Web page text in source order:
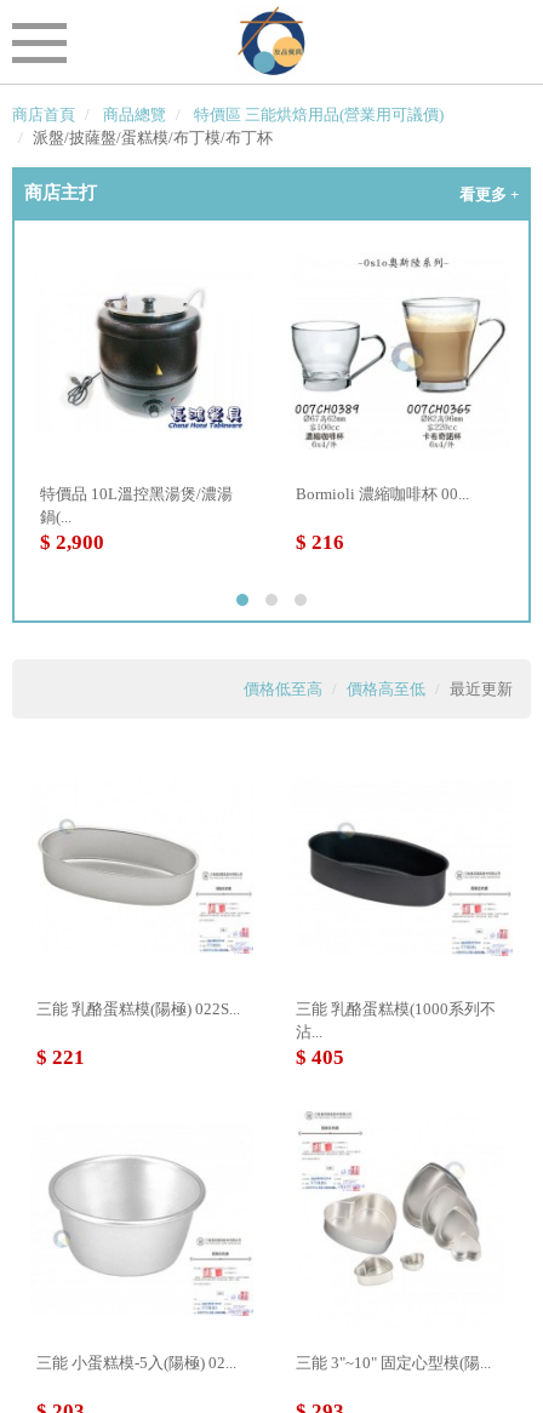
商店首頁 商品總覽
特價區 三能烘焙用品(營業用可議價)
派盤/披薩盤/蛋糕模/布丁模/布丁杯
商店主打 看更多 +
特價品 10L溫控黑湯煲/濃湯
鍋(...
$ 2,900
Bormioli 濃縮咖啡杯 00...
$ 216
價格低至高 價格高至低 最近更新
三能 乳酪蛋糕模(陽極) 022S...
$ 221
三能 乳酪蛋糕模(1000系列不
沾...
$ 405
三能 小蛋糕模-5入(陽極) 02... 三能 3"~10" 固定心型模(陽...